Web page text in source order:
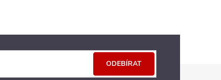
ODEBÍRAT